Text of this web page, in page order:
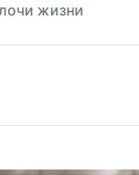
жизни